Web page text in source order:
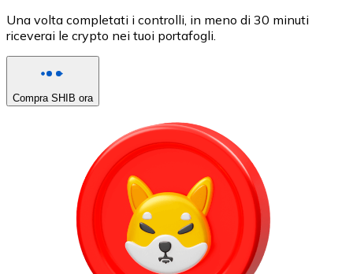
Una volta completati i controlli, in meno di 30 minuti
riceverai le crypto nei tuoi portafogli.
Compra SHIB ora